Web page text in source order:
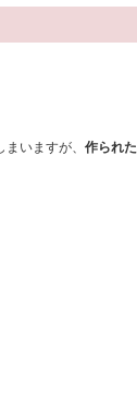
いますが、 作られた